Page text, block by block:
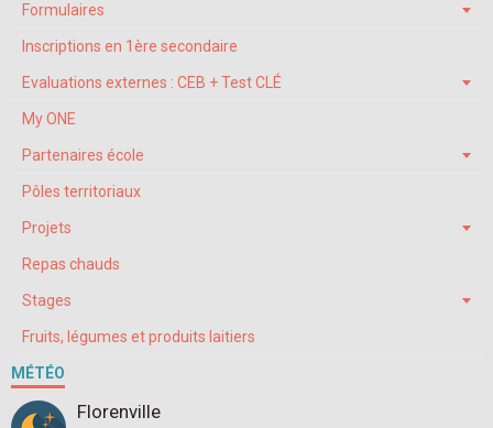
Formulaires
Inscriptions en 1ère secondaire
Evaluations externes : CEB + Test CLÉ
My ONE
Partenaires école
Pôles territoriaux
Projets
Repas chauds
Stages
Fruits, légumes et produits laitiers
MÉTÉO
Florenville